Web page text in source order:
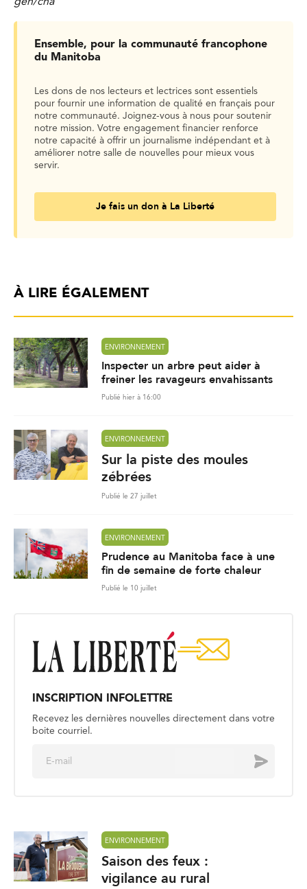
Ensemble, pour la communauté francophone
du Manitoba
Les dons de nos lecteurs et lectrices sont essentiels
pour fournir une information de qualité en français pour
notre communauté. Joignez-vous à nous pour soutenir
notre mission. Votre engagement financier renforce
notre capacité à offrir un journalisme indépendant et à
améliorer notre salle de nouvelles pour mieux vous
servir.
Je fais un don à La Liberté
À LIRE ÉGALEMENT
ENVIRONNEMENT
Inspecter un arbre peut aider à
freiner les ravageurs envahissants
Publié hier à 16:00
ENVIRONNEMENT
Sur la piste des moules
zébrées
Publié le 27 juillet
ENVIRONNEMENT
Prudence au Manitoba face à une
fin de semaine de forte chaleur
Publié le 10 juillet
INSCRIPTION INFOLETTRE
Recevez les dernières nouvelles directement dans votre
boite courriel.
Envoyer
ENVIRONNEMENT
Saison des feux :
vigilance au rural